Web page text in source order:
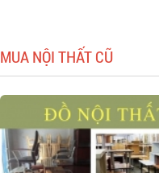
MUA NỘI THẤT CŨ